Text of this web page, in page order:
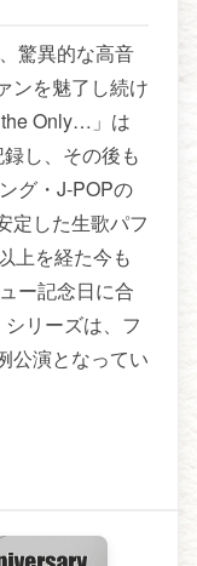
驚異的な高音
ンを魅了し続け
the Only…」は
し、その後も
グ・J-POPの
定した生歌パフ
上を経た今も
ー記念日に合
リーズは、フ
公演となってい